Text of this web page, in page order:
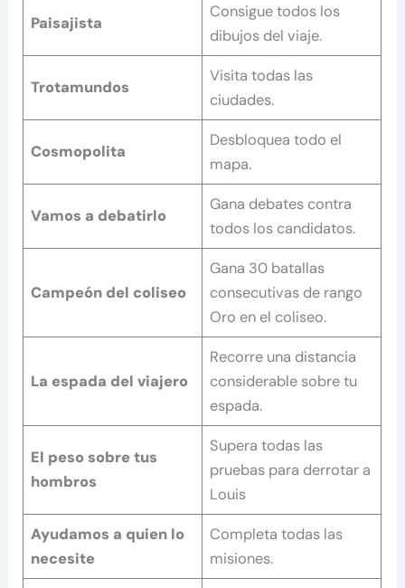
Paisajista
Consigue todos los
dibujos del viaje.
Trotamundos
Visita todas las
ciudades.
Cosmopolita
Desbloquea todo el
mapa.
Vamos a debatirlo
Gana debates contra
todos los candidatos.
Campeón del coliseo
Gana 30 batallas
consecutivas de rango
Oro en el coliseo.
La espada del viajero
Recorre una distancia
considerable sobre tu
espada.
El peso sobre tus
hombros
Supera todas las
pruebas para derrotar a
Louis
Ayudamos a quien lo
necesite
Completa todas las
misiones.